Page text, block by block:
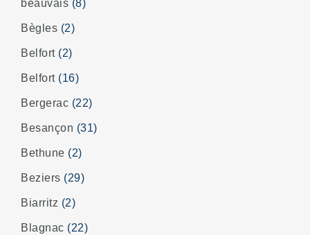
beauvais (8)
Bègles (2)
Belfort (2)
Belfort (16)
Bergerac (22)
Besançon (31)
Bethune (2)
Beziers (29)
Biarritz (2)
Blagnac (22)